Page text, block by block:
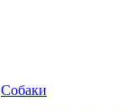
Собаки